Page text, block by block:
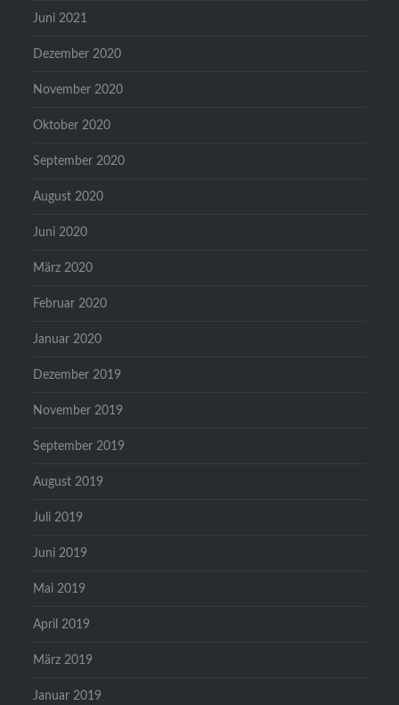
Juni 2021
Dezember 2020
November 2020
Oktober 2020
September 2020
August 2020
Juni 2020
März 2020
Februar 2020
Januar 2020
Dezember 2019
November 2019
September 2019
August 2019
Juli 2019
Juni 2019
Mai 2019
April 2019
März 2019
Januar 2019